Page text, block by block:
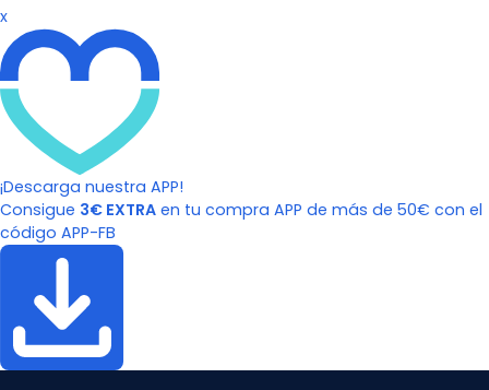
x
¡Descarga nuestra APP!
Consigue 3€ EXTRA en tu compra APP de más de 50€ con el
código APP-FB